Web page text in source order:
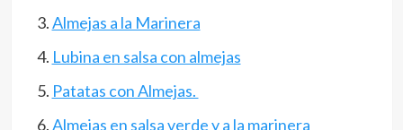
Almejas a la Marinera
Lubina en salsa con almejas
Patatas con Almejas.
Almejas en salsa verde y a la marinera